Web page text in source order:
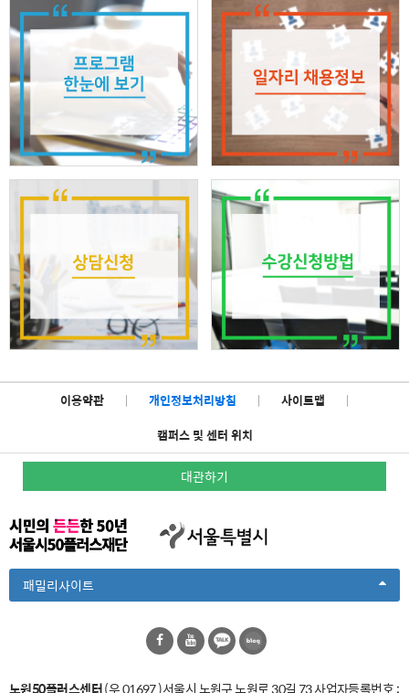
이용약관 | 개인정보처리방침 | 사이트맵
|
캠퍼스 및 센터 위치
대관하기
패밀리사이트Toggle
Dropdown
노원50플러스센터(우 01697 )서울시 노원구 노원로 30길 73사업자등록번호 :